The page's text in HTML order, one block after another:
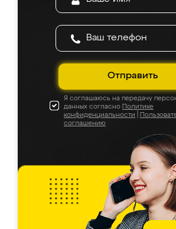
Отправить
Я соглашаюсь на передачу
данных согласно Политике
конфиденциальности
соглашению